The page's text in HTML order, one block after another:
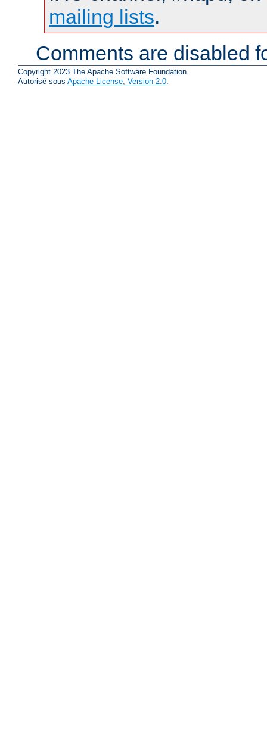
mailing lists.
Comments are disabled
Copyright 2023 The Apache Software Foundation.
Autorisé sous Apache License, Version 2.0.